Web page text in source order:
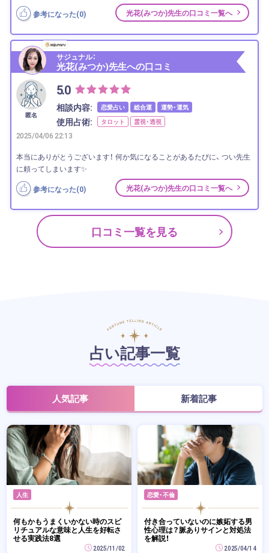
参考になった(0) 光花(みつか)先生の口コミ一覧へ
サジュナル：
光花(みつか)先生への口コミ
匿名
5.0
相談内容: 恋愛占い 総合運 運勢・運気
使用占術: タロット 霊視・透視
2025/04/06 22:13
本当にありがとうございます！ 何か気になることがあるたびに、 つい先生
に頼ってしまいます✨
参考になった(0) 光花(みつか)先生の口コミ一覧へ
口コミ一覧を見る
占い記事一覧
人気記事 新着記事
人生
何もかもうまくいかない時のスピ
リチュアルな意味と人生を好転さ
せる実践法8選
2025/11/02
恋愛・不倫
付き合っていないのに嫉妬する男
性心理は？脈ありサインと対処法
を解説！
2025/04/14